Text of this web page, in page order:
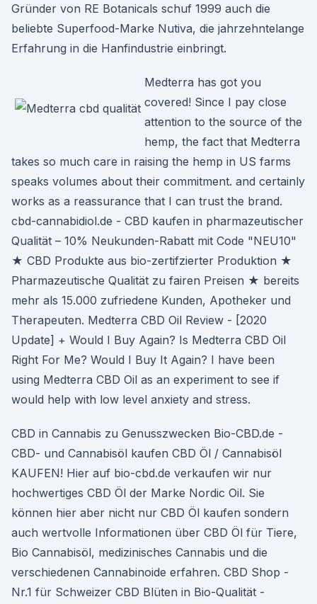
Gründer von RE Botanicals schuf 1999 auch die
beliebte Superfood-Marke Nutiva, die jahrzehntelange
Erfahrung in die Hanfindustrie einbringt.
Medterra has got you
covered! Since I pay close
attention to the source of the
hemp, the fact that Medterra
takes so much care in raising the hemp in US farms
speaks volumes about their commitment. and certainly
works as a reassurance that I can trust the brand.
cbd-cannabidiol.de - CBD kaufen in pharmazeutischer
Qualität – 10% Neukunden-Rabatt mit Code "NEU10"
★ CBD Produkte aus bio-zertifzierter Produktion ★
Pharmazeutische Qualität zu fairen Preisen ★ bereits
mehr als 15.000 zufriedene Kunden, Apotheker und
Therapeuten. Medterra CBD Oil Review - [2020
Update] + Would I Buy Again? Is Medterra CBD Oil
Right For Me? Would I Buy It Again? I have been
using Medterra CBD Oil as an experiment to see if
would help with low level anxiety and stress.
CBD in Cannabis zu Genusszwecken Bio-CBD.de -
CBD- und Cannabisöl kaufen CBD Öl / Cannabisöl
KAUFEN! Hier auf bio-cbd.de verkaufen wir nur
hochwertiges CBD Öl der Marke Nordic Oil. Sie
können hier aber nicht nur CBD Öl kaufen sondern
auch wertvolle Informationen über CBD Öl für Tiere,
Bio Cannabisöl, medizinisches Cannabis und die
verschiedenen Cannabinoide erfahren. CBD Shop -
Nr.1 für Schweizer CBD Blüten in Bio-Qualität -